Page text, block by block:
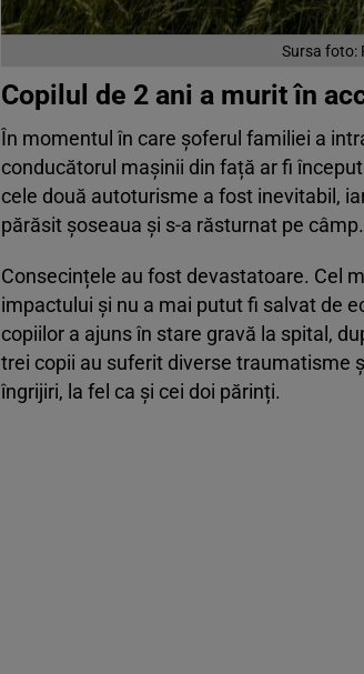
Sursa foto:
Copilul de 2 ani a murit în
În momentul în care șoferul familiei a
conducătorul mașinii din față ar fi
cele două autoturisme a fost inevitabil,
părăsit șoseaua și s-a răsturnat pe câmp.
Consecințele au fost devastatoare. Cel
impactului și nu a mai putut fi salvat de
copiilor a ajuns în stare gravă la spital,
trei copii au suferit diverse traumatisme
îngrijiri, la fel ca și cei doi părinți.